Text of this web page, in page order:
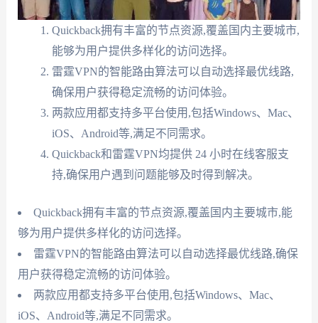
Quickback拥有丰富的节点资源,覆盖国内主要城市,
能够为用户提供多样化的访问选择。
雷霆VPN的智能路由算法可以自动选择最优线路,
确保用户获得稳定流畅的访问体验。
两款应用都支持多平台使用,包括Windows、Mac、
iOS、Android等,满足不同需求。
Quickback和雷霆VPN均提供 24 小时在线客服支
持,确保用户遇到问题能够及时得到解决。
Quickback拥有丰富的节点资源,覆盖国内主要城市,能
够为用户提供多样化的访问选择。
雷霆VPN的智能路由算法可以自动选择最优线路,确保
用户获得稳定流畅的访问体验。
两款应用都支持多平台使用,包括Windows、Mac、
iOS、Android等,满足不同需求。